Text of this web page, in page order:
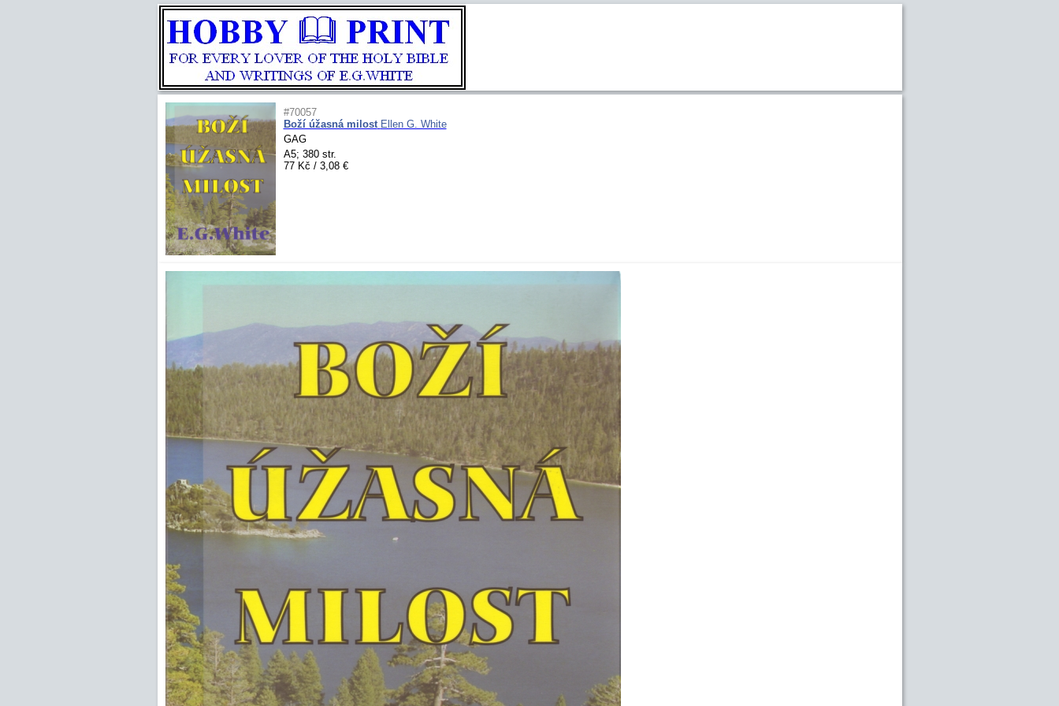
#70057
Boží úžasná milost Ellen G. White
GAG
A5; 380 str.
77 Kč / 3,08 €